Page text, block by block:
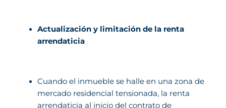
Actualización y limitación de la renta
arrendaticia
Cuando el inmueble se halle en una zona de
mercado residencial tensionada, la renta
arrendaticia al inicio del contrato de